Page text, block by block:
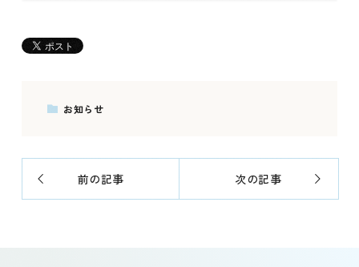
お知らせ
前の記事 次の記事